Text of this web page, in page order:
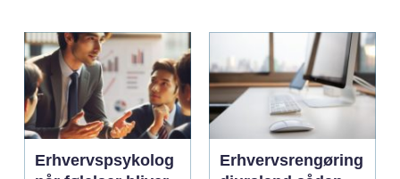
Erhvervspsykolog
Erhvervsrengøring